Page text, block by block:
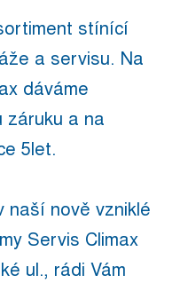
stínící
a servisu. Na
dáváme
a na
5let.
naší nově vzniklé
Servis Climax
ul., rádi Vám